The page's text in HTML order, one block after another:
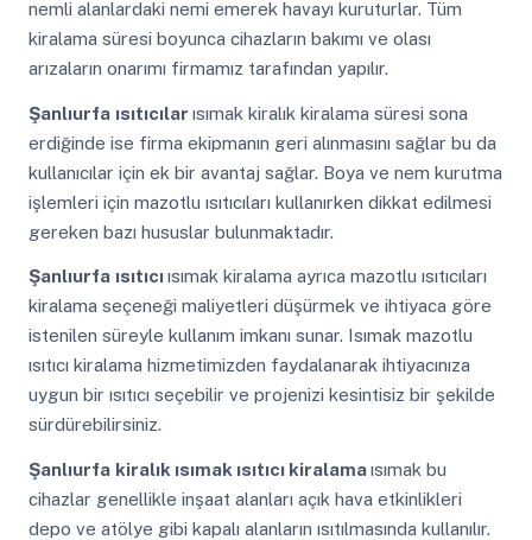
nemli alanlardaki nemi emerek havayı kuruturlar. Tüm
kiralama süresi boyunca cihazların bakımı ve olası
arızaların onarımı firmamız tarafından yapılır.
Şanlıurfa ısıtıcılar ısımak kiralık kiralama süresi sona
erdiğinde ise firma ekipmanın geri alınmasını sağlar bu da
kullanıcılar için ek bir avantaj sağlar. Boya ve nem kurutma
işlemleri için mazotlu ısıtıcıları kullanırken dikkat edilmesi
gereken bazı hususlar bulunmaktadır.
Şanlıurfa ısıtıcıısımak kiralama ayrıca mazotlu ısıtıcıları
kiralama seçeneği maliyetleri düşürmek ve ihtiyaca göre
istenilen süreyle kullanım imkanı sunar. Isımak mazotlu
ısıtıcı kiralama hizmetimizden faydalanarak ihtiyacınıza
uygun bir ısıtıcı seçebilir ve projenizi kesintisiz bir şekilde
sürdürebilirsiniz.
Şanlıurfa kiralık ısımak ısıtıcı kiralamaısımak bu
cihazlar genellikle inşaat alanları açık hava etkinlikleri
depo ve atölye gibi kapalı alanların ısıtılmasında kullanılır.